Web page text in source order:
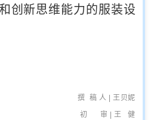
创新思维能力的服装设
撰 稿 人 |王贝妮
初 审 |王 健